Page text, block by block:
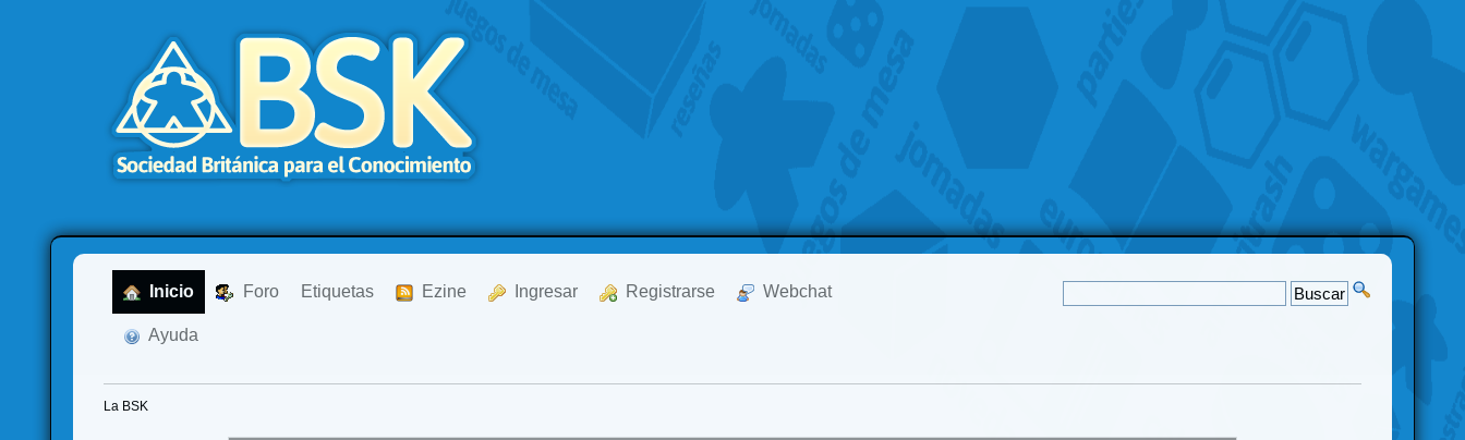
Inicio Foro Etiquetas Ezine Ingresar Registrarse Webchat
Ayuda
La BSK